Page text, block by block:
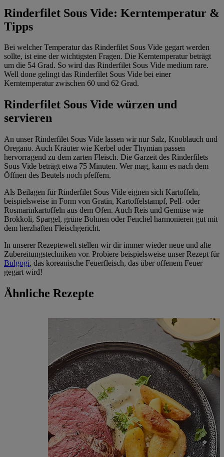
Rinderfilet Sous Vide: Kerntemperatur &
Tipps
Bei welcher Temperatur das Rinderfilet Sous Vide gegart werden
sollte, ist eine der wichtigsten Fragen. Die Kerntemperatur beträgt
um die 54 Grad. So wird das Rinderfilet Sous Vide medium rare.
Well done gelingt das Rinderfilet Sous Vide bei einer
Kerntemperatur zwischen 60 und 62 Grad.
Rinderfilet Sous Vide würzen und
servieren
An unser Rinderfilet Sous Vide lassen wir nur Salz, Knoblauch und
Oregano. Auch Kräuter wie Kerbel oder Thymian passen
hervorragend zu dem zarten Fleisch. Die Garzeit des Rinderfilets
Sous Vide beträgt etwa 75 Minuten. Wer mag, kann es nach dem
Öffnen des Beutels noch pfeffern.
Als Beilagen für Rinderfilet Sous Vide eignen sich Kartoffeln,
beispielsweise in Form von Gratin, Kartoffelstampf, Pell- oder
Rosmarinkartoffeln aus dem Ofen. Auch Reis und Gemüse wie
Brokkoli, Spargel, grüne Bohnen oder Fenchel harmonieren gut mit
dem herzhaften Fleischgericht.
In unserer Rezeptewelt stellen wir dir immer wieder neue und alte
Zubereitungstechniken vor. Probiere beispielsweise unser Rezept für
Bulgogi, das koreanische Feuerfleisch, das über offenem Feuer
gegart wird!
Ähnliche Rezepte